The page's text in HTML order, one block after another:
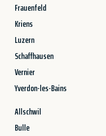
Frauenfeld
Kriens
Luzern
Schaffhausen
Vernier
Yverdon-les-Bains
Allschwil
Bulle